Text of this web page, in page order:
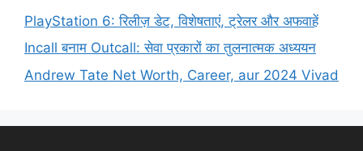
PlayStation 6: रिलीज़ डेट, विशेषताएं, ट्रेलर और अफवाहें
Incall बनाम Outcall: सेवा प्रकारों का तुलनात्मक अध्ययन
Andrew Tate Net Worth, Career, aur 2024 Vivad